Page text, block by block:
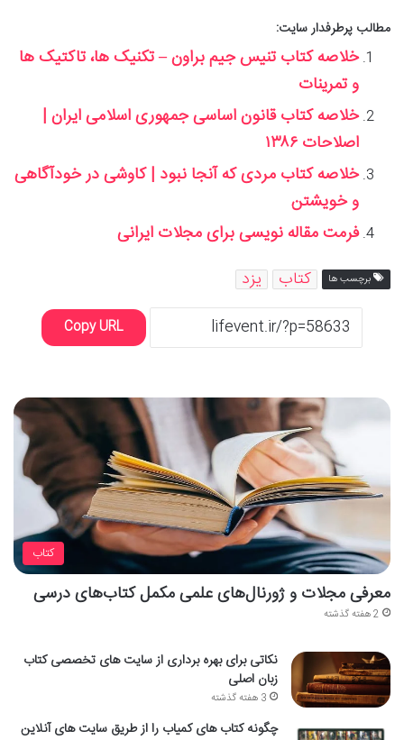
مطالب پرطرفدار سایت:
خلاصه کتاب تنیس جیم براون – تکنیک ها، تاکتیک ها
و تمرینات
خلاصه کتاب قانون اساسی جمهوری اسلامی ایران |
اصلاحات ۱۳۸۶
خلاصه کتاب مردی که آنجا نبود | کاوشی در خودآگاهی
و خویشتن
فرمت مقاله نویسی برای مجلات ایرانی
برچسب ها کتاب یزد
Copy URL
کتاب
معرفی مجلات و ژورنال‌های علمی مکمل کتاب‌های درسی
2 هفته گذشته
نکاتی برای بهره برداری از سایت های تخصصی کتاب
زبان اصلی
3 هفته گذشته
چگونه کتاب های کمیاب را از طریق سایت های آنلاین